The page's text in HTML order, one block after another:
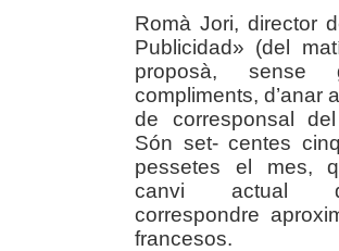
Romà Jori, director
Publicidad» (del
proposà, sense
compliments, d’anar
de corresponsal
Són set- centes
pessetes el mes,
canvi actual
correspondre
francesos.